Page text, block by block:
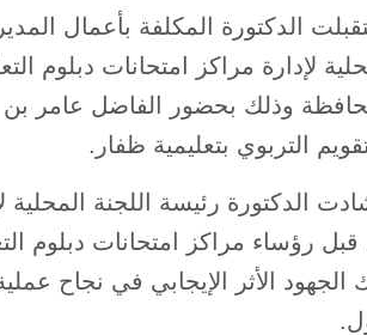
الدكتورة المكلفة بأعمال
لإدارة مراكز امتحانات دبلوم
وذلك بحضور الفاضل عامر
التربوي بتعليمية ظفار.
الدكتورة رئيسة اللجنة المحلية
الجهود الأثر الإيجابي في نجاح